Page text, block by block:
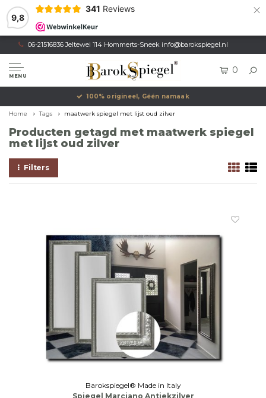
9,8
341 Reviews ×
06-21516836 Jeltewei 114 Hommerts-Sneek info@barokspiegel.nl
MENU
0
100% origineel, Géén namaak
Home Tags maatwerk spiegel met lijst oud zilver
Producten getagd met maatwerk spiegel
met lijst oud zilver
Filters
Barokspiegel® Made in Italy
Spiegel Marciano Antiekzilver